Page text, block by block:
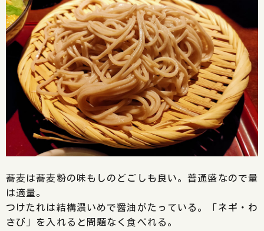
蕎麦は蕎麦粉の味もしのどごしも良い。普通盛なので量
は適量。
つけたれは結構濃いめで醤油がたっている。「ネギ・わ
さび」を入れると問題なく食べれる。